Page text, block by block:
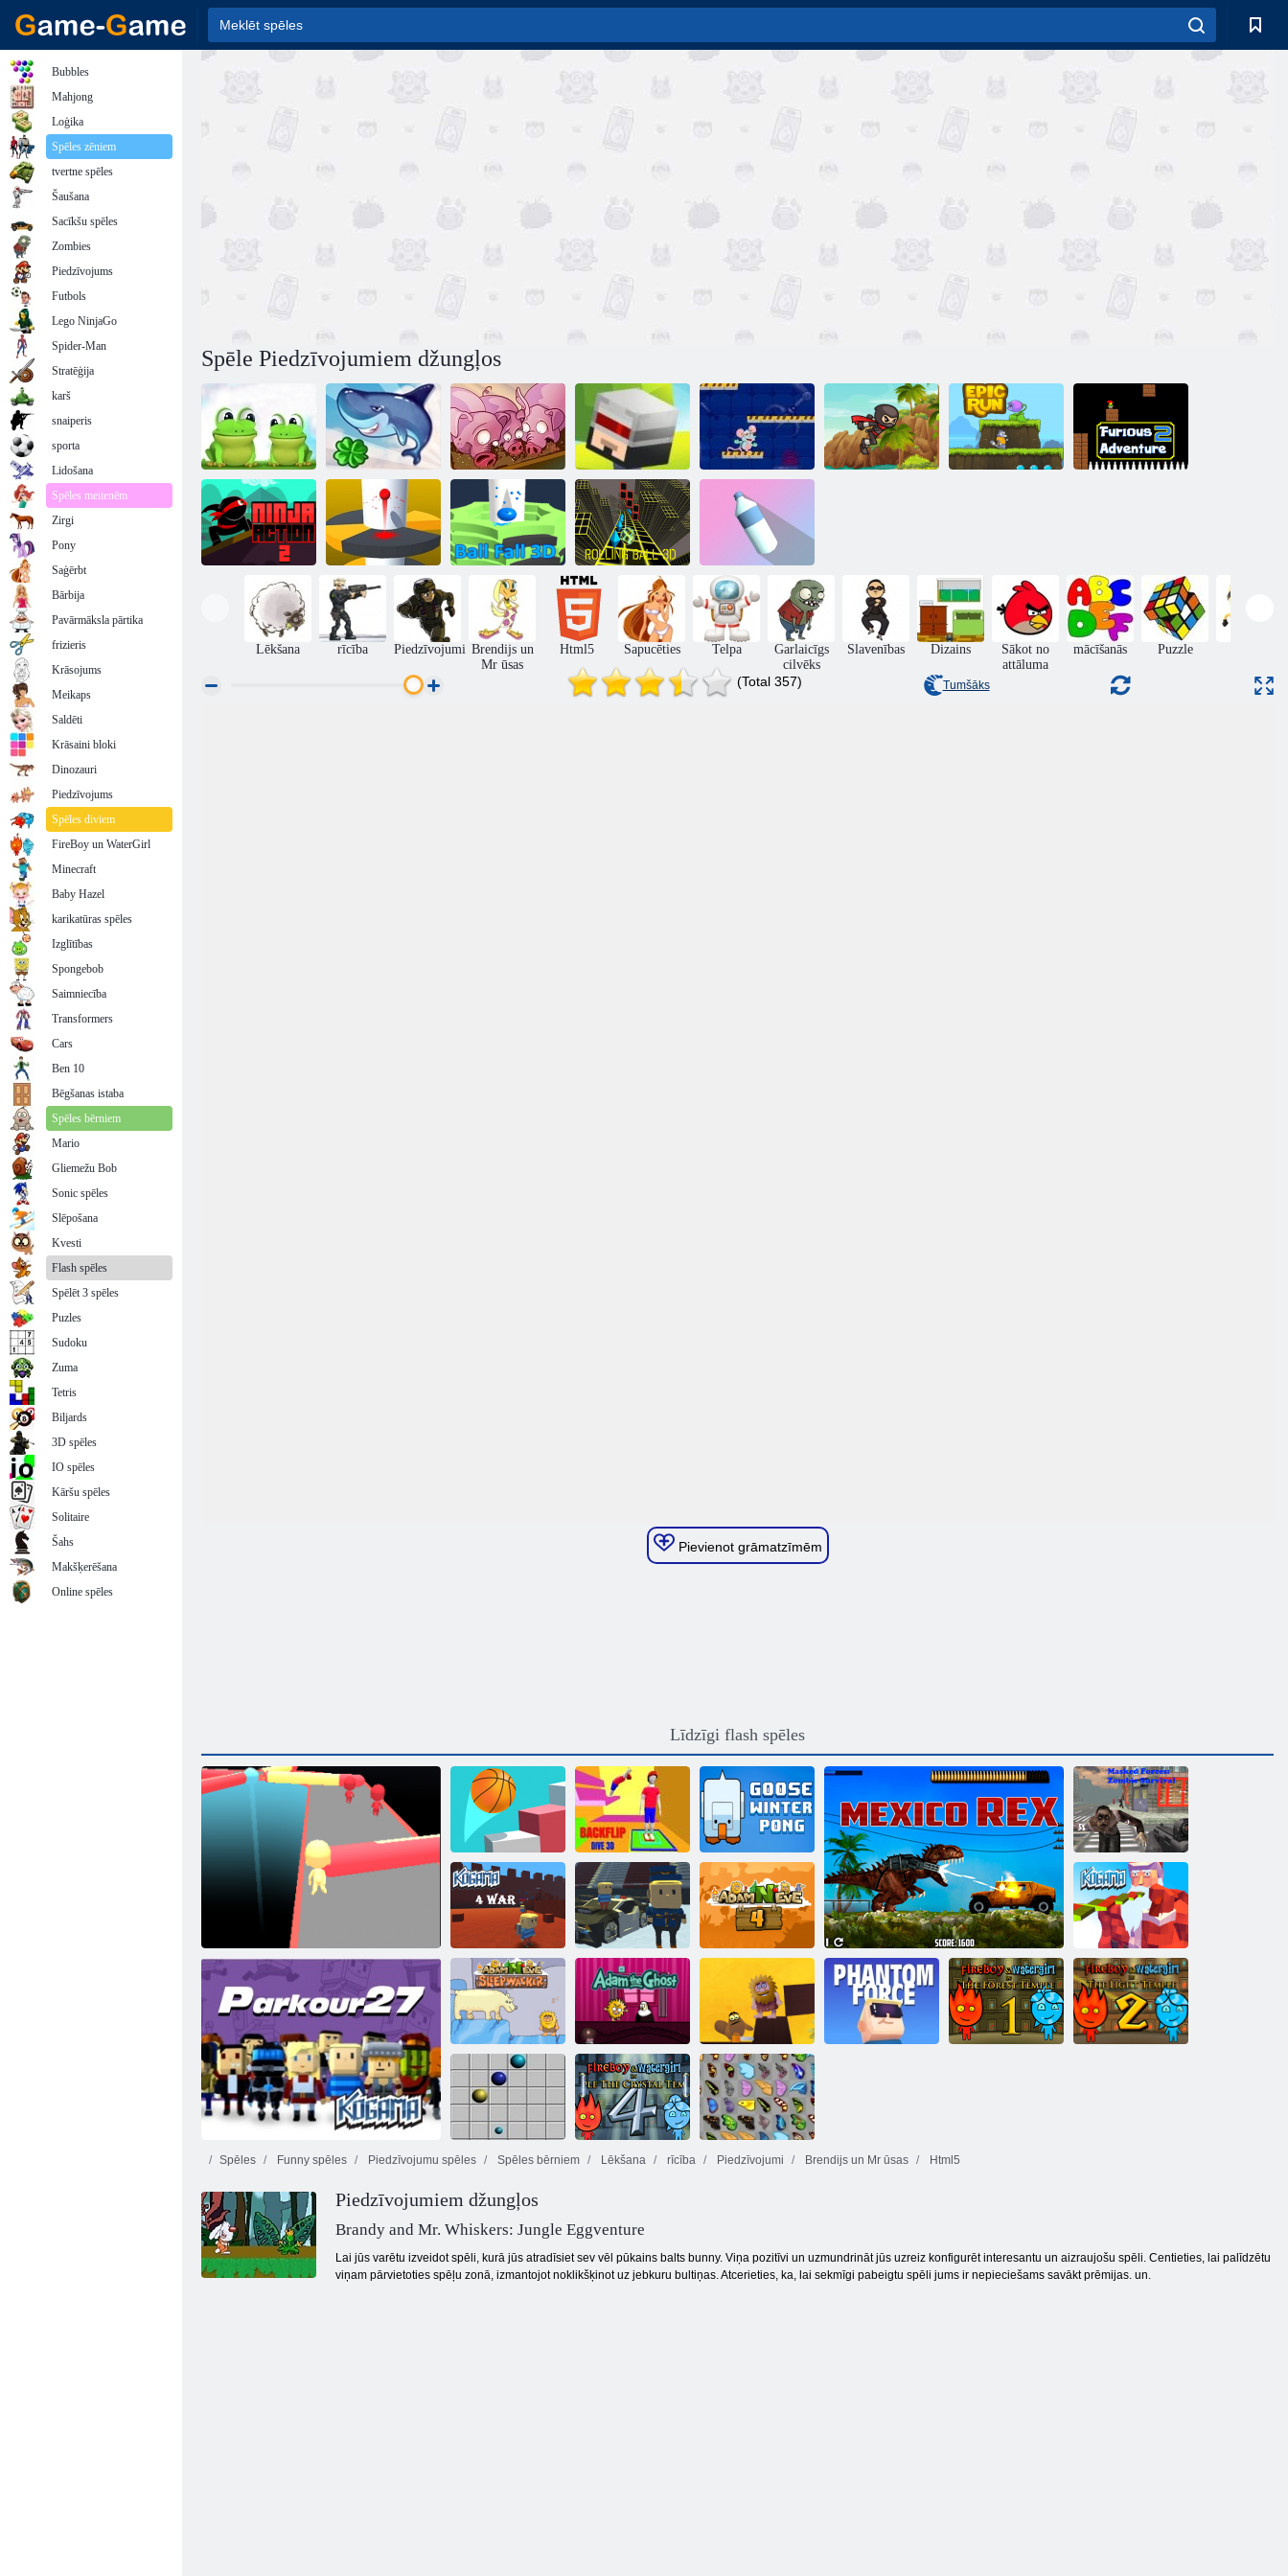
Spēle Piedzīvojumiem džungļos
Leap Frog Flying Shark Run, cūku, Run Lēkt un Bounce Chesse Lab
Ninja darbība 2
Spirāles lēciens
2
Bumbas kritums
3d
Rolling Ball 3d Pudele Flip 3d
Lēkšana rīcība Piedzīvojumi Brendijs un
Mr ūsas
Html5 Sapucēties Telpa
Garlaicīgs
cilvēks
Slavenības Dizains
Sākot no
attāluma
mācīšanās Puzzle
(Total 357) Tumšāks
Pievienot grāmatzīmēm
Līdzīgi flash spēles
Fun Race 3d
Spirāles lēciens
Backflip Dive
3D
Zosu ziemas
teniss
Maskēts spēki:
Zombie Survival
Kogama: 4 karš
Kigama
slēpošanas lekt!
Adams un Ieva
4
Kogama:
Ziemassvētku
parks
Adams un Ieva:
Adam un Ieva:
Adam Gars
Adam N Eve 8
Mīlestības
kvestu
Līnija 98
Spēles Funny spēles Piedzīvojumu spēles Spēles bērniem Lēkšana rīcība Piedzīvojumi Brendijs un Mr ūsas Html5
Piedzīvojumiem džungļos
Brandy and Mr. Whiskers: Jungle Eggventure
Lai jūs varētu izveidot spēli, kurā jūs atradīsiet sev vēl pūkains balts bunny. Viņa pozitīvi un uzmundrināt jūs uzreiz konfigurēt interesantu un aizraujošu spēli. Centieties, lai palīdzētu
viņam pārvietoties spēļu zonā, izmantojot noklikšķinot uz jebkuru bultiņas. Atcerieties, ka, lai sekmīgi pabeigtu spēli jums ir nepieciešams savākt prēmijas. un.
Bubbles
Mahjong
Loģika
Spēles zēniem
tvertne spēles
Šaušana
Sacīkšu spēles
Zombies
Piedzīvojums
Futbols
Lego NinjaGo
Spider-Man
Stratēģija
karš
snaiperis
sporta
Lidošana
Spēles meitenēm
Zirgi
Pony
Saģērbt
Bārbija
Pavārmāksla pārtika
frizieris
Krāsojums
Meikaps
Saldēti
Krāsaini bloki
Dinozauri
Piedzīvojums
Spēles diviem
FireBoy un WaterGirl
Minecraft
Baby Hazel
karikatūras spēles
Izglītības
Spongebob
Saimniecība
Transformers
Cars
Ben 10
Bēgšanas istaba
Spēles bērniem
Mario
Gliemežu Bob
Sonic spēles
Slēpošana
Kvesti
Flash spēles
Spēlēt 3 spēles
Puzles
Sudoku
Zuma
Tetris
Biljards
3D spēles
IO spēles
Kāršu spēles
Solitaire
Šahs
Makšķerēšana
Online spēles